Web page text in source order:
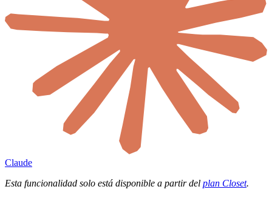
Claude
Esta funcionalidad solo está disponible a partir del plan Closet.